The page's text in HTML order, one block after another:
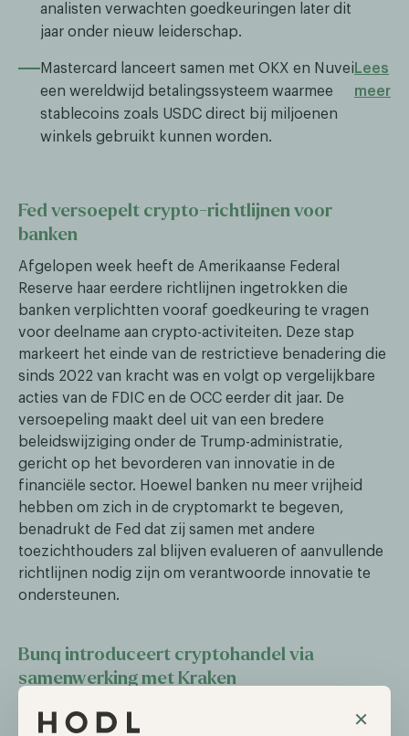
×
analisten verwachten goedkeuringen later dit
jaar onder nieuw leiderschap.
Mastercard lanceert samen met OKX en Nuvei
een wereldwijd betalingssysteem waarmee
stablecoins zoals USDC direct bij miljoenen
winkels gebruikt kunnen worden.
Lees
meer
Fed versoepelt crypto-richtlijnen voor
banken
Afgelopen week heeft de Amerikaanse Federal
Reserve haar eerdere richtlijnen ingetrokken die
banken verplichtten vooraf goedkeuring te vragen
voor deelname aan crypto-activiteiten. Deze stap
markeert het einde van de restrictieve benadering die
sinds 2022 van kracht was en volgt op vergelijkbare
acties van de FDIC en de OCC eerder dit jaar. De
versoepeling maakt deel uit van een bredere
beleidswijziging onder de Trump-administratie,
gericht op het bevorderen van innovatie in de
financiële sector. Hoewel banken nu meer vrijheid
hebben om zich in de cryptomarkt te begeven,
benadrukt de Fed dat zij samen met andere
toezichthouders zal blijven evalueren of aanvullende
richtlijnen nodig zijn om verantwoorde innovatie te
ondersteunen.
Bunq introduceert cryptohandel via
samenwerking met Kraken
De Nederlandse digitale bank Bunq heeft
aangekondigd dat gebruikers in zes Europese landen,